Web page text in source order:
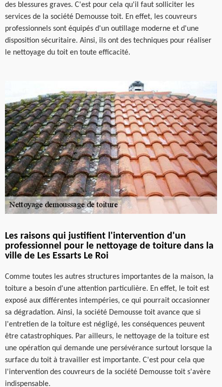
des blessures graves. C'est pour cela qu'il faut solliciter les
services de la société Demousse toit. En effet, les couvreurs
professionnels sont équipés d'un outillage moderne et d'une
disposition sécuritaire. Ainsi, ils ont des techniques pour réaliser
le nettoyage du toit en toute efficacité.
Les raisons qui justifient l'intervention d'un
professionnel pour le nettoyage de toiture dans la
ville de Les Essarts Le Roi
Comme toutes les autres structures importantes de la maison, la
toiture a besoin d'une attention particulière. En effet, le toit est
exposé aux différentes intempéries, ce qui pourrait occasionner
sa dégradation. Ainsi, la société Demousse toit avance que si
l'entretien de la toiture est négligé, les conséquences peuvent
être catastrophiques. Par ailleurs, le nettoyage de la toiture est
une opération qui demande une persévérance surtout lorsque la
surface du toit à travailler est importante. C'est pour cela que
l'intervention des couvreurs de la société Demousse toit s'avère
indispensable.